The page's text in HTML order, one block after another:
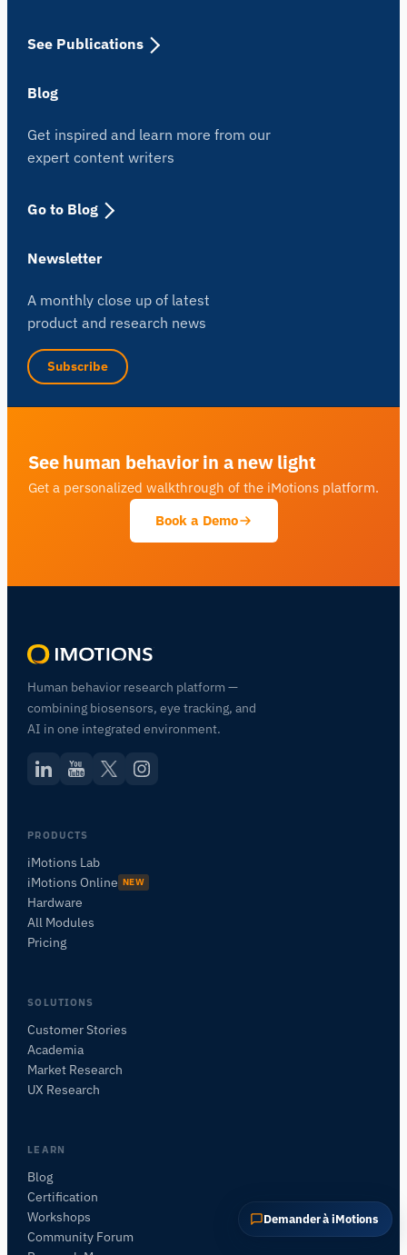
See Publications
Blog
Get inspired and learn more from our
expert content writers
Go to Blog
Newsletter
A monthly close up of latest
product and research news
Subscribe
See human behavior in a new light
Get a personalized walkthrough of the iMotions platform.
Book a Demo
Human behavior research platform —
combining biosensors, eye tracking, and
AI in one integrated environment.
PRODUCTS
iMotions Lab
iMotions Online NEW
Hardware
All Modules
Pricing
SOLUTIONS
Customer Stories
Academia
Market Research
UX Research
LEARN
Blog
Certification
Workshops
Community Forum
Demander à iMotions
Assistant de Recherche iMotions
Posez des questions sur les méthodes de
les ressources, ou décrivez ce que vous
POSER UNE QUESTION SUR CETTE PAGE
À quoi cela sert-il ?
Comparer avec des alternatives